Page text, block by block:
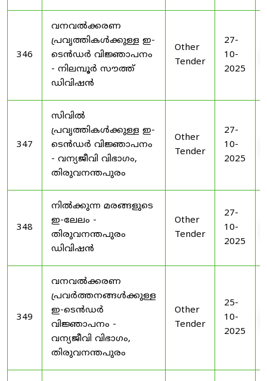
346
വനവൽക്കരണ
പ്രവൃത്തികൾക്കുള്ള ഇ-
ടെൻഡർ വിജ്ഞാപനം
- നിലമ്പൂർ സൗത്ത്
ഡിവിഷൻ
Other
Tender
27-
10-
2025
347
സിവിൽ
പ്രവൃത്തികൾക്കുള്ള ഇ-
ടെൻഡർ വിജ്ഞാപനം
- വന്യജീവി വിഭാഗം,
തിരുവനന്തപുരം
Other
Tender
27-
10-
2025
348
നിൽക്കുന്ന മരങ്ങളുടെ
ഇ-ലേലം -
തിരുവനന്തപുരം
ഡിവിഷൻ
Other
Tender
27-
10-
2025
349
വനവൽക്കരണ
പ്രവർത്തനങ്ങൾക്കുള്ള
ഇ-ടെൻഡർ
വിജ്ഞാപനം -
വന്യജീവി വിഭാഗം,
തിരുവനന്തപുരം
Other
Tender
25-
10-
2025